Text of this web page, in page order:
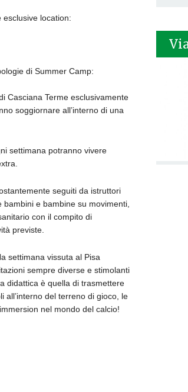
esclusive location:
di Summer Camp:
Casciana Terme esclusivamente
soggiornare all’interno di una
settimana potranno vivere
seguiti da istruttori
bambini e bambine su movimenti,
con il compito di
previste.
settimana vissuta al Pisa
sempre diverse e stimolanti
didattica è quella di trasmettere
all’interno del terreno di gioco, le
nel mondo del calcio!